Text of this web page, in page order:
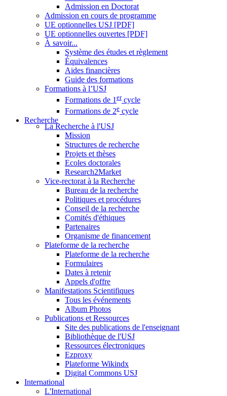
Admission en Doctorat
Admission en cours de programme
UE optionnelles USJ [PDF]
UE optionnelles ouvertes [PDF]
À savoir...
Système des études et règlement
Équivalences
Aides financières
Guide des formations
Formations à l’USJ
Formations de 1 ercycle
Formations de 2e cycle
Recherche
La Recherche à l'USJ
Mission
Structures de recherche
Projets et thèses
Ecoles doctorales
Research2Market
Vice-rectorat à la Recherche
Bureau de la recherche
Politiques et procédures
Conseil de la recherche
Comités d'éthiques
Partenaires
Organisme de financement
Plateforme de la recherche
Plateforme de la recherche
Formulaires
Dates à retenir
Appels d'offre
Manifestations Scientifiques
Tous les événements
Album Photos
Publications et Ressources
Site des publications de l'enseignant
Bibliothèque de l'USJ
Ressources électroniques
Ezproxy
Plateforme Wikindx
Digital Commons USJ
International
L'International